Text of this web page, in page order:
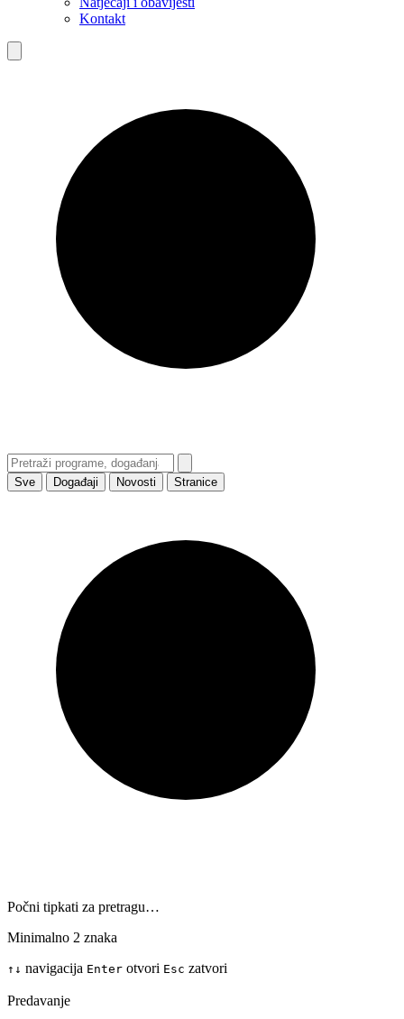
Kontakt
Sve Događaji Novosti Stranice
Počni tipkati za pretragu…
Minimalno 2 znaka
↑ ↓ navigacija Enter otvori Esc zatvori
Predavanje